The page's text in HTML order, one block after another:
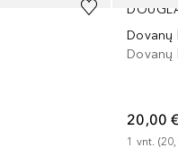
Dovanų
Dovanų
20,00 €
1 vnt. (